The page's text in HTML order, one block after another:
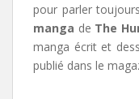
pour parler toujours
manga de The
manga écrit et
publié dans le